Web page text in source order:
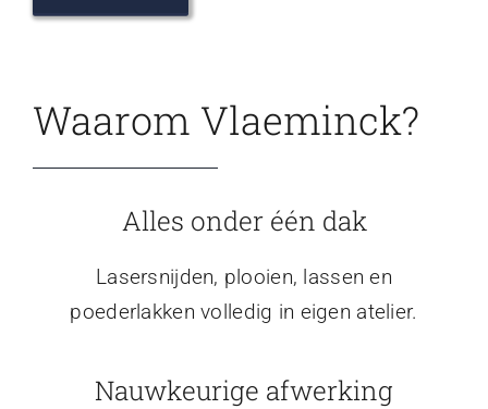
Waarom Vlaeminck?
Alles onder één dak
Lasersnijden, plooien, lassen en
poederlakken volledig in eigen atelier.
Nauwkeurige afwerking